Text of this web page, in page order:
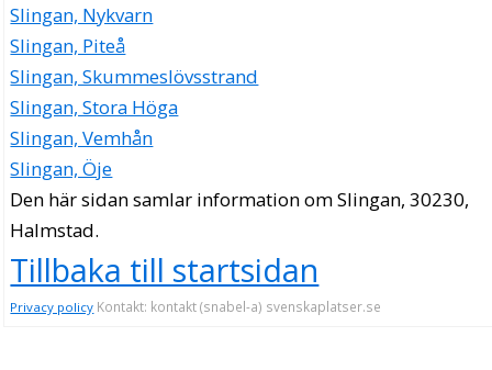
Slingan, Nykvarn
Slingan, Piteå
Slingan, Skummeslövsstrand
Slingan, Stora Höga
Slingan, Vemhån
Slingan, Öje
Den här sidan samlar information om Slingan, 30230,
Halmstad.
Tillbaka till startsidan
Privacy policy Kontakt: kontakt (snabel-a) svenskaplatser.se